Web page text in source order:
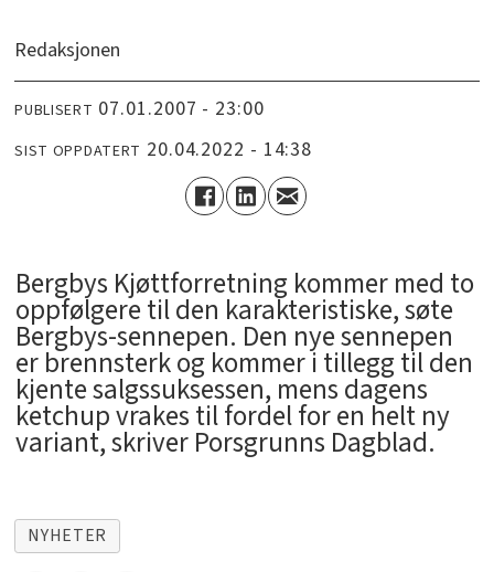
Redaksjonen
PUBLISERT 07.01.2007 - 23:00
SIST OPPDATERT 20.04.2022 - 14:38
Bergbys Kjøttforretning kommer med to
oppfølgere til den karakteristiske, søte
Bergbys-sennepen. Den nye sennepen
er brennsterk og kommer i tillegg til den
kjente salgssuksessen, mens dagens
ketchup vrakes til fordel for en helt ny
variant, skriver Porsgrunns Dagblad.
NYHETER